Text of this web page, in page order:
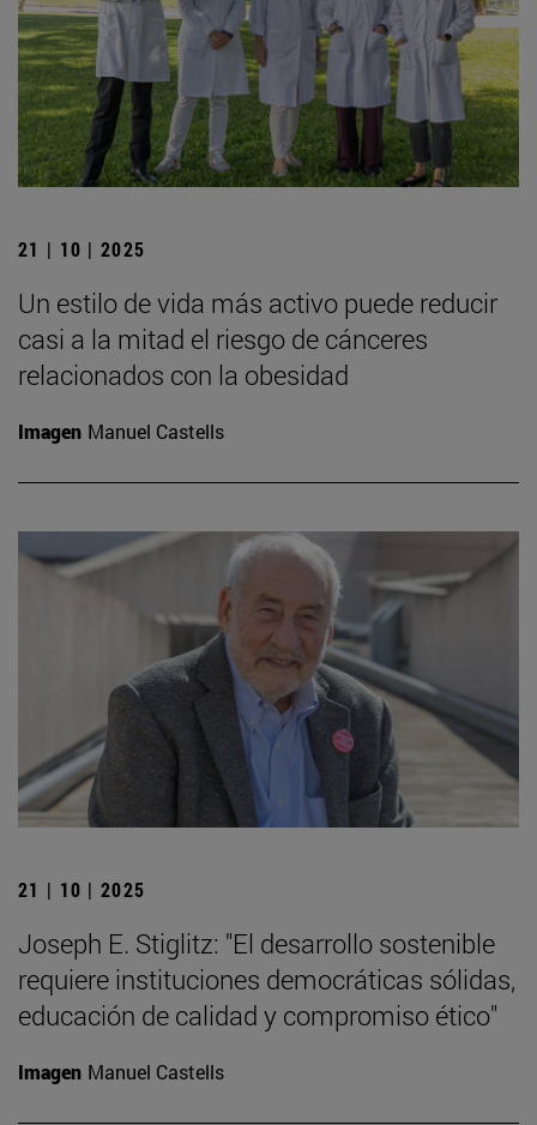
21 | 10 | 2025
Un estilo de vida más activo puede reducir
casi a la mitad el riesgo de cánceres
relacionados con la obesidad
Imagen Manuel Castells
21 | 10 | 2025
Joseph E. Stiglitz: "El desarrollo sostenible
requiere instituciones democráticas sólidas,
educación de calidad y compromiso ético"
Imagen Manuel Castells